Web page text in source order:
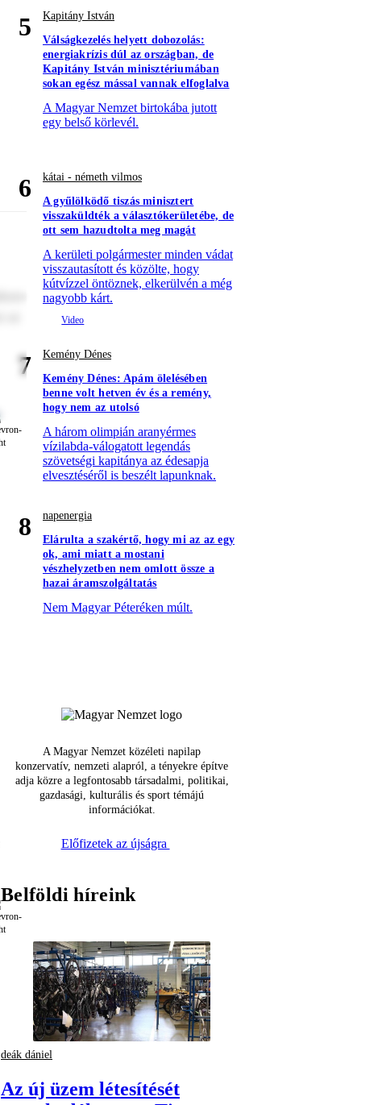
5
Kapitány István
Válságkezelés helyett dobozolás:
energiakrízis dúl az országban, de
Kapitány István minisztériumában
sokan egész mással vannak elfoglalva
A Magyar Nemzet birtokába jutott
egy belső körlevél.
6
kátai - németh vilmos
A gyűlölködő tiszás minisztert
visszaküldték a választókerületébe, de
ott sem hazudtolta meg magát
A kerületi polgármester minden vádat
visszautasított és közölte, hogy
kútvízzel öntöznek, elkerülvén a még
nagyobb kárt.
7
Kemény Dénes
Kemény Dénes: Apám ölelésében
benne volt hetven év és a remény,
hogy nem az utolsó
A három olimpián aranyérmes
vízilabda-válogatott legendás
szövetségi kapitánya az édesapja
elvesztéséről is beszélt lapunknak.
8
napenergia
Elárulta a szakértő, hogy mi az az egy
ok, ami miatt a mostani
vészhelyzetben nem omlott össze a
hazai áramszolgáltatás
Nem Magyar Péteréken múlt.
A Magyar Nemzet közéleti napilap
konzervatív, nemzeti alapról, a tényekre építve
adja közre a legfontosabb társadalmi, politikai,
gazdasági, kulturális és sport témájú
információkat.
Előfizetek az újságra
Belföldi híreink
deák dániel
Az új üzem létesítését